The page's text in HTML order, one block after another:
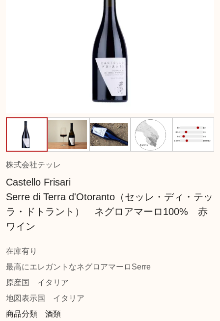
株式会社テッレ
Castello Frisari
Serre di Terra d'Otoranto（セッレ・ディ・テッ
ラ・ドトラント） ネグロアマーロ100% 赤
ワイン
在庫有り
最高にエレガントなネグロアマーロSerre
原産国
イタリア
地図表示国
イタリア
商品分類 酒類